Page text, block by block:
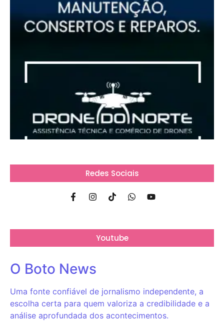
Redes Sociais
Youtube
O Boto News
Uma fonte confiável de jornalismo independente, a
escolha certa para quem valoriza a credibilidade e a
análise aprofundada dos acontecimentos.